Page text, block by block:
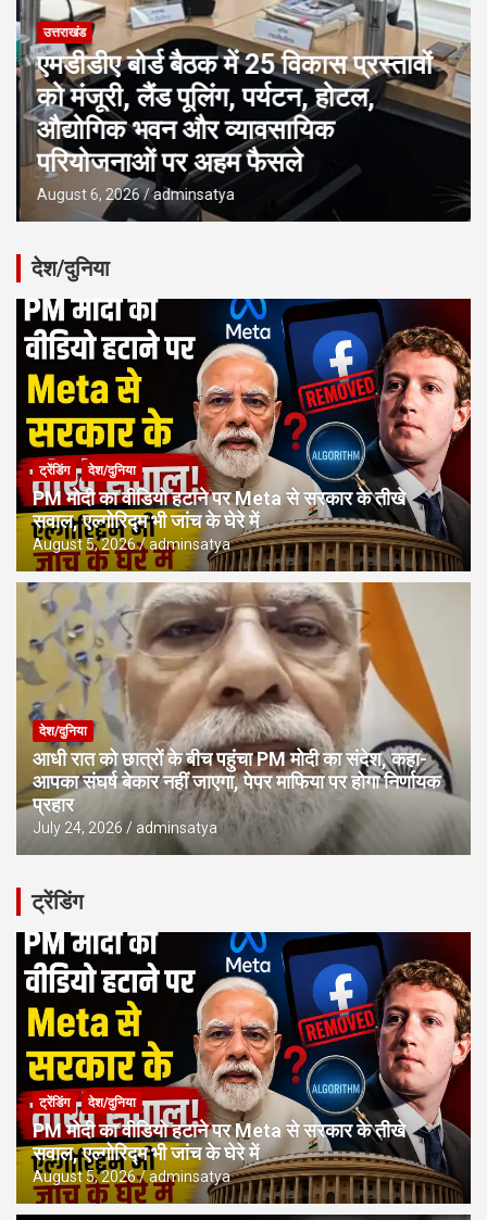
उत्तराखंड
एमडीडीए बोर्ड बैठक में 25 विकास प्रस्तावों
को मंजूरी, लैंड पूलिंग, पर्यटन, होटल,
औद्योगिक भवन और व्यावसायिक
परियोजनाओं पर अहम फैसले
August 6, 2026 adminsatya
देश/दुनिया
ट्रेंडिंग देश/दुनिया
PM मोदी का वीडियो हटाने पर Meta से सरकार के तीखे
सवाल, एल्गोरिद्म भी जांच के घेरे में
August 5, 2026 adminsatya
देश/दुनिया
आधी रात को छात्रों के बीच पहुंचा PM मोदी का संदेश, कहा-
आपका संघर्ष बेकार नहीं जाएगा, पेपर माफिया पर होगा निर्णायक
प्रहार
July 24, 2026 adminsatya
ट्रेंडिंग
ट्रेंडिंग देश/दुनिया
PM मोदी का वीडियो हटाने पर Meta से सरकार के तीखे
सवाल, एल्गोरिद्म भी जांच के घेरे में
August 5, 2026 adminsatya